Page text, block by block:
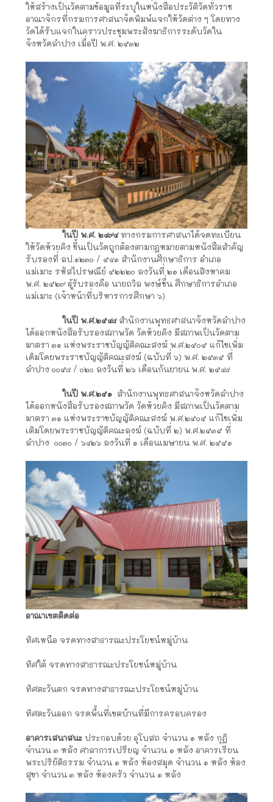
ให้สร้างเป็นวัดตามข้อมูลที่ระบุในหนังสือประวัติวัดทั่วราช
อาณาจักรที่กรมการศาสนาจัดพิมพ์แจกให้วัดต่าง ๆ โดยทาง
วัดได้รับแจกในคราวประชุมพระสังฆาธิการระดับวัดใน
จังหวัดลำปาง เมื่อปี พ.ศ. ๒๕๓๒
ในปี พ.ศ. ๒๔๙๔ทางกรมการศาสนาได้จดทะเบียน
ให้วัดห้วยคิง ขึ้นเป็นวัดถูกต้องตามกฎหมายตามหนังสือสำคัญ
รับรองที่ ลป.๑๒๓๐ / ๕๔๑ สำนักงานศึกษาธิการ อำเภอ
แม่เมาะ รหัสไปรษณีย์ ๕๒๒๒๐ ลงวันที่ ๒๑ เดือนสิงหาคม
พ.ศ. ๒๕๒๙ ผู้รับรองคือ นายถวิล พงษ์ชื่น ศึกษาธิการอำเภอ
แม่เมาะ (เจ้าหน้าที่บริหารการศึกษา ๖)
ในปี พ.ศ.๒๕๔๘สำนักงานพุทธศาสนาจังหวัดลำปาง
ได้ออกหนังสือรับรองสภาพวัด วัดห้วยคิง มีสภาพเป็นวัดตาม
มาตรา ๓๑ แห่งพระราชบัญญัติคณะสงฆ์ พ.ศ.๒๕๐๕ แก้ไขเพิ่ม
เดิมโดยพระราชบัญญัติคณะสงฆ์ (ฉบับที่ ๖) พ.ศ. ๒๕๓๕ ที่
ลำปาง ๐๐๕๘ / ๐๒๐ ลงวันที่ ๒๖ เดือนกันยายน พ.ศ. ๒๕๔๘
ในปี พ.ศ.๒๕๑ สำนักงานพุทธศาสนาจังหวัดลำปาง
ได้ออกหนังสือรับรองสภาพวัด วัดห้วยคิง มีสภาพเป็นวัดตาม
มาตรา ๓๑ แห่งพระราขบัญญัติคณะสงฆ์ พ.ศ.๒๕๐๕ แก้ไขเพิ่ม
เติมโดยพระราชบัญญัติคณะลงฆ์ (ฉบับที่ ๒) พ.ศ.๒๕๓๕ ที่
ลำปาง ๐๐๓๐ / ๖๔๒๖ ลงวันที่ ๑ เดือนเมษายน พ.ศ. ๒๕๕๑
อาณาเขตติดต่อ
ทิศเหนือ จรดทางสาธารณะประโยชน์หมู่บ้าน
ทิศใต้ จรดทางสาธารณะประโยชน์หมู่บ้าน
ทิศตะวันตก จรดทางสาธารณะประโยชน์หมู่บ้าน
ทิศตะวันออก จรดพื้นที่เขตบ้านที่มีการครอบครอง
อาคารเสนาสนะ ประกอบด้วย อุโบสถ จำนวน ๑ หลัง กุฏิ
จำนวน ๓ หลัง ศาลาการเปรียญ จำนวน ๑ หลัง อาคารเรียน
พระปริยัติธรรม จำนวน ๑ หลัง ห้องสมุด จำนวน ๑ หลัง ห้อง
สุขา จำนวน ๓ หลัง ห้องครัว จำนวน ๑ หลัง